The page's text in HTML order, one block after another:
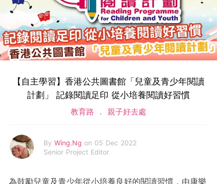
【自主學習】香港公共圖書館「兒童及青少年閱讀
計劃」 記錄閱讀足印 從小培養閱讀好習慣
教育路 親子好去處
By Wing.Ng on 05 Dec 2022
Senior Project Editor
為鼓勵兒童及青少年從小培養良好的閱讀習慣，由康樂